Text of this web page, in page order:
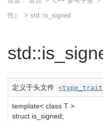
性）
> std::is_signed
定义于头文件
template< class T >
struct is_signed;